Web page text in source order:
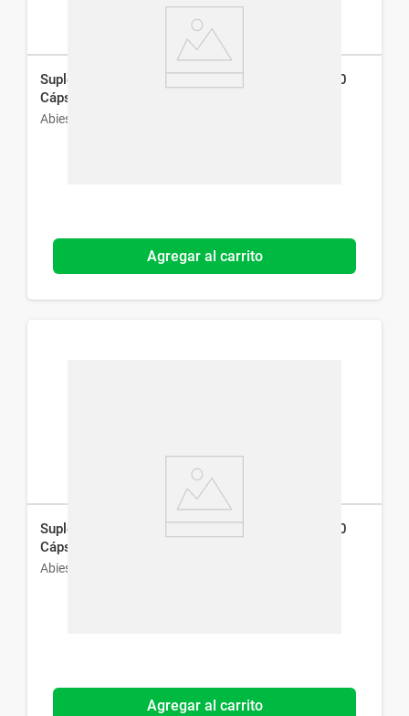
Suplemento Dietario Cartílago Abies 500 mg x 30
Cáps
Abies
Agregar al carrito
Suplemento Dietario Cartilago Abies 750 mg x 60
Cáps
Abies
Agregar al carrito